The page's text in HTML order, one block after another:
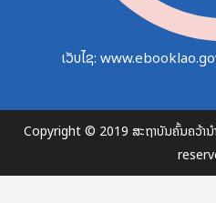
ເວັບໄຊ:
Copyright © 2019 ສະຖາບັນຄົ້ນຄວ້ານ